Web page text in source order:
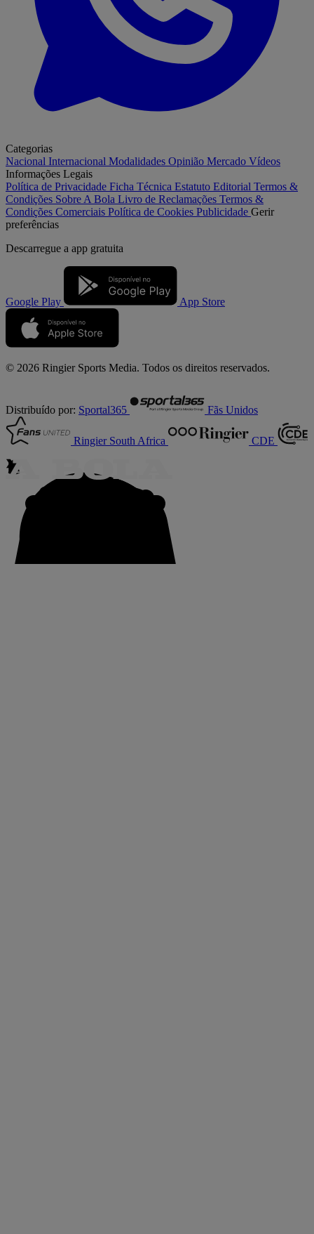
Categorias
Nacional Internacional Modalidades Opinião Mercado Vídeos
Informações Legais
Política de Privacidade Ficha Técnica Estatuto Editorial Termos &
Condições Sobre A Bola Livro de Reclamações Termos &
Condições Comerciais Política de Cookies Publicidade Gerir
preferências
Descarregue a app gratuita
Google Play App Store
© 2026 Ringier Sports Media. Todos os direitos reservados.
Distribuído por: Sportal365 Fãs Unidos
Ringier South Africa CDE